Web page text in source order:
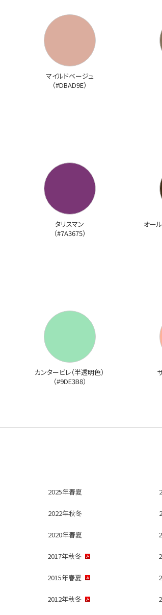
マイルドベージュ
（#DBAD9E）
タリスマン
（#7A3675）
オー
カンタービレ（半透明色）
（#9DE3B8）
2025年春夏
2022年秋冬
2020年春夏
2017年秋冬
2015年春夏
2012年秋冬